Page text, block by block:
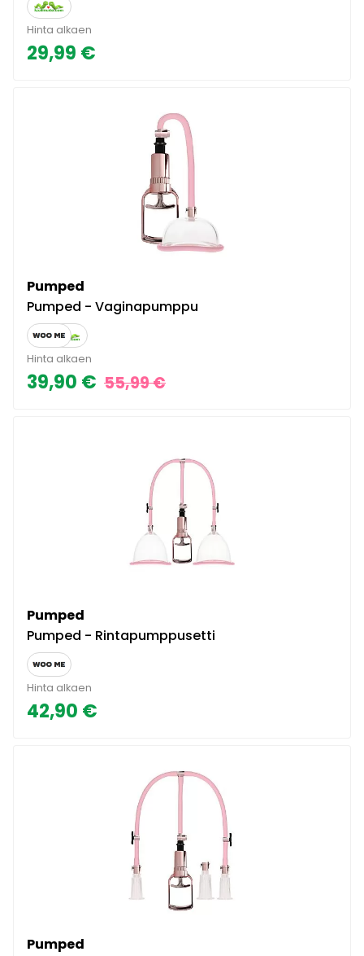
Hinta alkaen
29,99 €
Pumped
Pumped - Vaginapumppu
Hinta alkaen
39,90 € 55,99 €
Pumped
Pumped - Rintapumppusetti
Hinta alkaen
42,90 €
Pumped